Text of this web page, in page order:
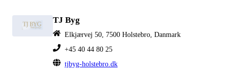
TJ Byg
Elkjærvej 50, 7500 Holstebro, Danmark
+45 40 44 80 25
tjbyg-holstebro.dk